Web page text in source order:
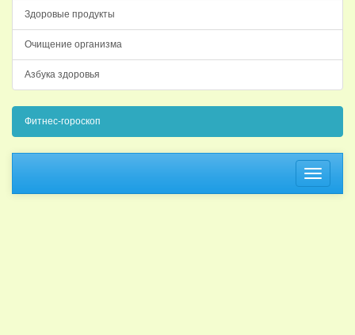
Здоровые продукты
Очищение организма
Азбука здоровья
Фитнес-гороскоп